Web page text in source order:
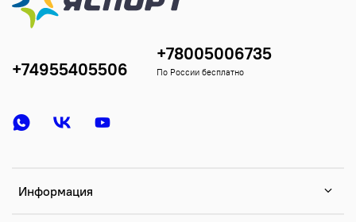
Информация
+74955405506
+78005006735
По России бесплатно